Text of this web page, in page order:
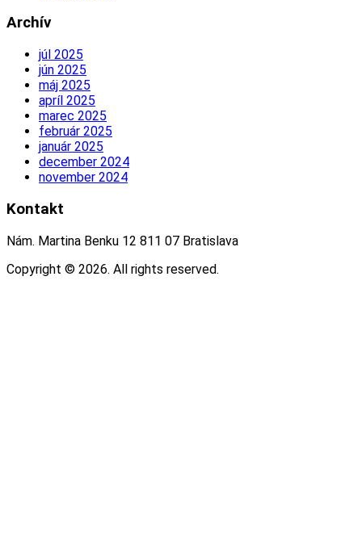
Archív
júl 2025
jún 2025
máj 2025
apríl 2025
marec 2025
február 2025
január 2025
december 2024
november 2024
Kontakt
Nám. Martina Benku 12 811 07 Bratislava
Copyright © 2026. All rights reserved.